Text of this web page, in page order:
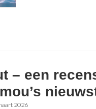
– een
2026